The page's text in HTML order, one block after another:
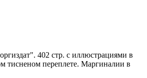
402 стр. с иллюстрациями в
тисненом переплете. Маргиналии в